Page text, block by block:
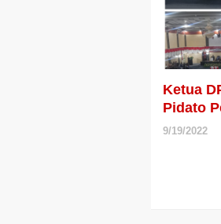
Ketua
Pidato
9/19/2022